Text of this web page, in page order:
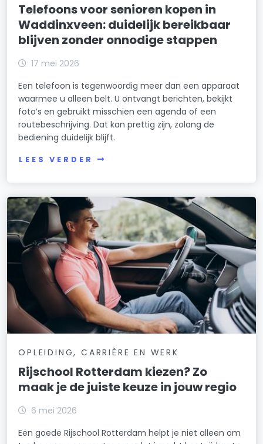
Telefoons voor senioren kopen in
Waddinxveen: duidelijk bereikbaar
blijven zonder onnodige stappen
17 mei 2026
Een telefoon is tegenwoordig meer dan een apparaat
waarmee u alleen belt. U ontvangt berichten, bekijkt
foto’s en gebruikt misschien een agenda of een
routebeschrijving. Dat kan prettig zijn, zolang de
bediening duidelijk blijft.
LEES VERDER
OPLEIDING, CARRIÈRE EN WERK
Rijschool Rotterdam kiezen? Zo
maak je de juiste keuze in jouw regio
6 mei 2026
Een goede Rijschool Rotterdam helpt je niet alleen om